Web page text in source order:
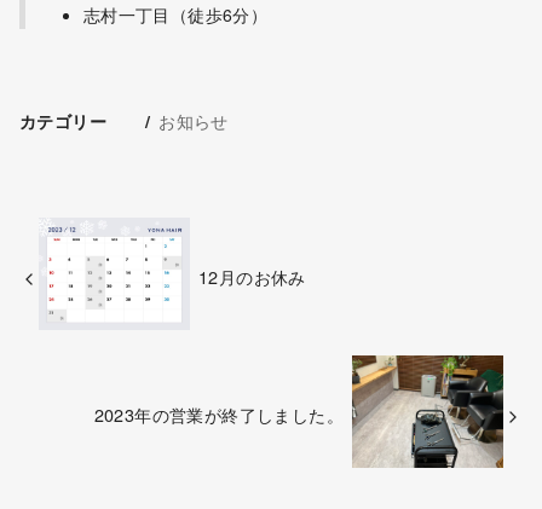
志村一丁目（徒歩6分）
カテゴリー お知らせ
12月のお休み
2023年の営業が終了しました。